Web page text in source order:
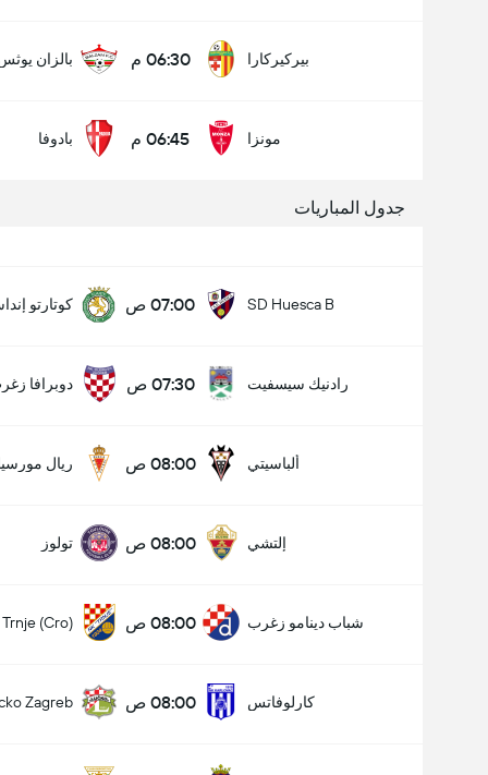
بيركيركارا 06:30 م بالزان
مونزا 06:45 م بادوفا
جدول المباريات
SD Huesca B 07:00 ص كوتارتو
رادنيك سيسفيت 07:30 ص دوبرافا
ألباسيتي 08:00 ص ريال
إلتشي 08:00 ص تولوز
شباب دينامو زغرب 08:00 ص Trnje (Cro)
كارلوفاتس 08:00 ص Zagreb